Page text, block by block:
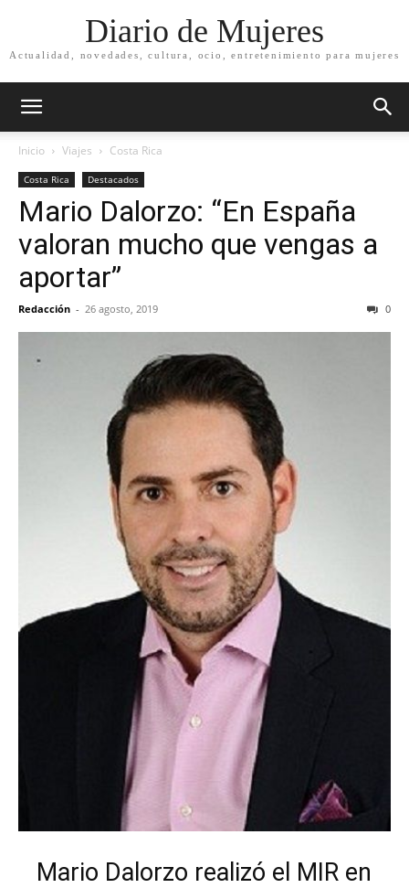
Diario de Mujeres
Actualidad, novedades, cultura, ocio, entretenimiento para mujeres
Inicio Viajes Costa Rica
Costa Rica Destacados
Mario Dalorzo: “En España
valoran mucho que vengas a
aportar”
Redacción - 26 agosto, 2019 0
Mario Dalorzo realizó el MIR en